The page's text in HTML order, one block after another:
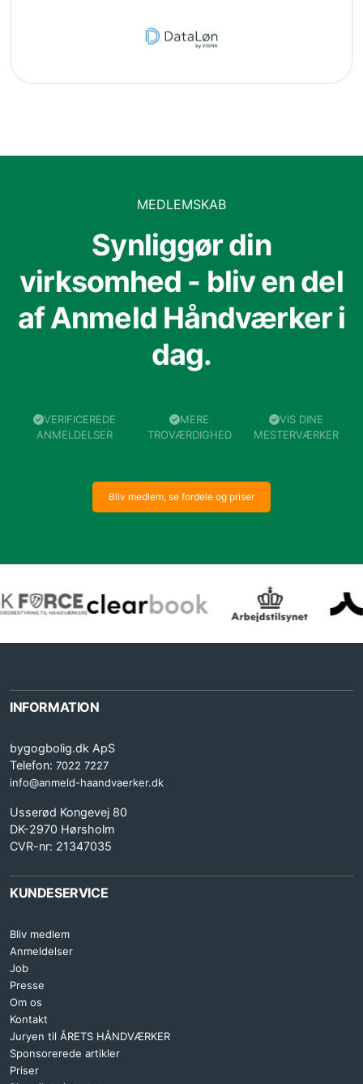
MEDLEMSKAB
Synliggør din
virksomhed - bliv en del
af Anmeld Håndværker i
dag.
VERIFICEREDE
ANMELDELSER
MERE
TROVÆRDIGHED
VIS DINE
MESTERVÆRKER
Bliv medlem, se fordele og priser
INFORMATION
bygogbolig.dk ApS
Telefon: 7022 7227
info@anmeld-haandvaerker.dk
Usserød Kongevej 80
DK-2970 Hørsholm
CVR-nr: 21347035
KUNDESERVICE
Bliv medlem
Anmeldelser
Job
Presse
Om os
Kontakt
Juryen til ÅRETS HÅNDVÆRKER
Sponsorerede artikler
Priser